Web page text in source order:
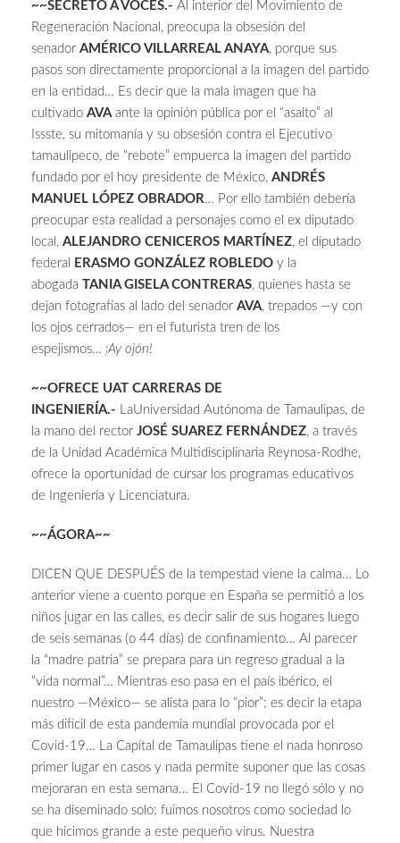
~~SECRETO A VOCES.- Al interior del Movimiento de
Regeneración Nacional, preocupa la obsesión del
senador AMÉRICO VILLARREAL ANAYA, porque sus
pasos son directamente proporcional a la imagen del partido
en la entidad… Es decir que la mala imagen que ha
cultivado AVAante la opinión pública por el “asalto” al
Issste, su mitomanía y su obsesión contra el Ejecutivo
tamaulipeco, de “rebote” empuerca la imagen del partido
fundado por el hoy presidente de México, ANDRÉS
MANUEL LÓPEZ OBRADOR… Por ello también debería
preocupar esta realidad a personajes como el ex diputado
local, ALEJANDRO CENICEROS MARTÍNEZ, el diputado
federal
ERASMO GONZÁLEZ ROBLEDO y la
abogada TANIA GISELA CONTRERAS, quienes hasta se
dejan fotografías al lado del senador AVA, trepados —y con
los ojos cerrados— en el futurista tren de los
espejismos… ¡Ay ojón!
~~OFRECE UAT CARRERAS DE
INGENIERÍA.- LaUniversidad Autónoma de Tamaulipas, de
la mano del rector JOSÉ SUAREZ FERNÁNDEZ, a través
de la Unidad Académica Multidisciplinaria Reynosa-Rodhe,
ofrece la oportunidad de cursar los programas educativos
de Ingeniería y Licenciatura.
~~ÁGORA~~
DICEN QUE DESPUÉS de la tempestad viene la calma… Lo
anterior viene a cuento porque en España se permitió a los
niños jugar en las calles, es decir salir de sus hogares luego
de seis semanas (o 44 días) de confinamiento… Al parecer
la “madre patria” se prepara para un regreso gradual a la
“vida normal”… Mientras eso pasa en el país ibérico, el
nuestro —México— se alista para lo “pior”; es decir la etapa
más difícil de esta pandemia mundial provocada por el
Covid-19… La Capital de Tamaulipas tiene el nada honroso
primer lugar en casos y nada permite suponer que las cosas
mejoraran en esta semana… El Covid-19 no llegó sólo y no
se ha diseminado solo; fuimos nosotros como sociedad lo
que hicimos grande a este pequeño virus. Nuestra